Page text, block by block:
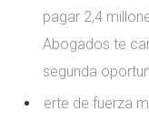
pagar 2,4
Abogados te
segunda
erte de fuerza